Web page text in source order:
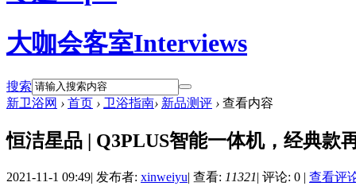
大咖会客室Interviews
搜索
新卫浴网 › 首页 › 卫浴指南› 新品测评 › 查看内容
恒洁星品 | Q3PLUS智能一体机，经典款
2021-11-1 09:49| 发布者: xinweiyu| 查看: 11321| 评论: 0 | 查看评